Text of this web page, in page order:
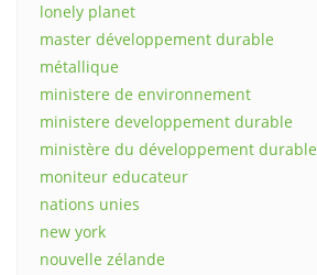
lonely planet
master développement durable
métallique
ministere de environnement
ministere developpement durable
ministère du développement durable
moniteur educateur
nations unies
new york
nouvelle zélande